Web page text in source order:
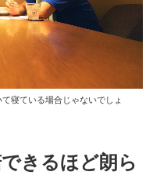
寝ている場合じゃないでしょ
きるほど朗ら